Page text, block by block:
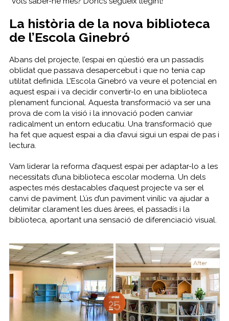
La història de la nova biblioteca
de l’Escola Ginebró
Abans del projecte, l’espai en qüestió era un passadís
oblidat que passava desapercebut i que no tenia cap
utilitat definida. L’Escola Ginebró va veure el potencial en
aquest espai i va decidir convertir-lo en una biblioteca
plenament funcional. Aquesta transformació va ser una
prova de com la visió i la innovació poden canviar
radicalment un entorn educatiu. Una transformació que
ha fet que aquest espai a dia d’avui sigui un espai de pas i
lectura.
Vam liderar la reforma d’aquest espai per adaptar-lo a les
necessitats d’una biblioteca escolar moderna. Un dels
aspectes més destacables d’aquest projecte va ser el
canvi de paviment. L’ús d’un paviment vinílic va ajudar a
delimitar clarament les dues àrees, el passadís i la
biblioteca, aportant una sensació de diferenciació visual.